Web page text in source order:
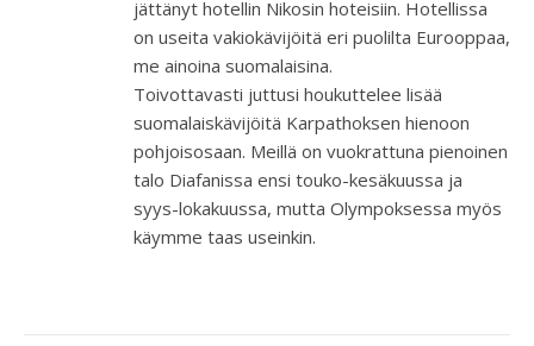
jättänyt hotellin Nikosin hoteisiin. Hotellissa
on useita vakiokävijöitä eri puolilta Eurooppaa,
me ainoina suomalaisina.
Toivottavasti juttusi houkuttelee lisää
suomalaiskävijöitä Karpathoksen hienoon
pohjoisosaan. Meillä on vuokrattuna pienoinen
talo Diafanissa ensi touko-kesäkuussa ja
syys-lokakuussa, mutta Olympoksessa myös
käymme taas useinkin.